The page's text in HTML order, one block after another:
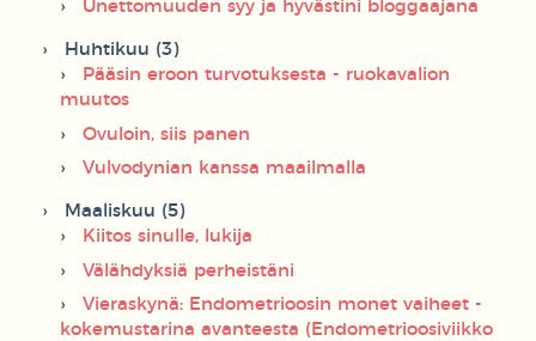
Unettomuuden syy ja hyvästini bloggaajana
Huhtikuu (3)
Pääsin eroon turvotuksesta - ruokavalion
muutos
Ovuloin, siis panen
Vulvodynian kanssa maailmalla
Maaliskuu (5)
Kiitos sinulle, lukija
Välähdyksiä perheistäni
Vieraskynä: Endometrioosin monet vaiheet -
kokemustarina avanteesta (Endometrioosiviikko